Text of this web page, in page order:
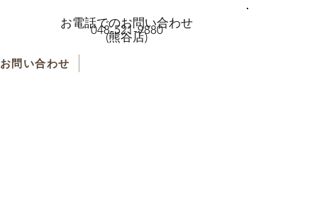
お問い合わせ
お電話でのお問い合わせ
048-521-9880
(熊谷店)